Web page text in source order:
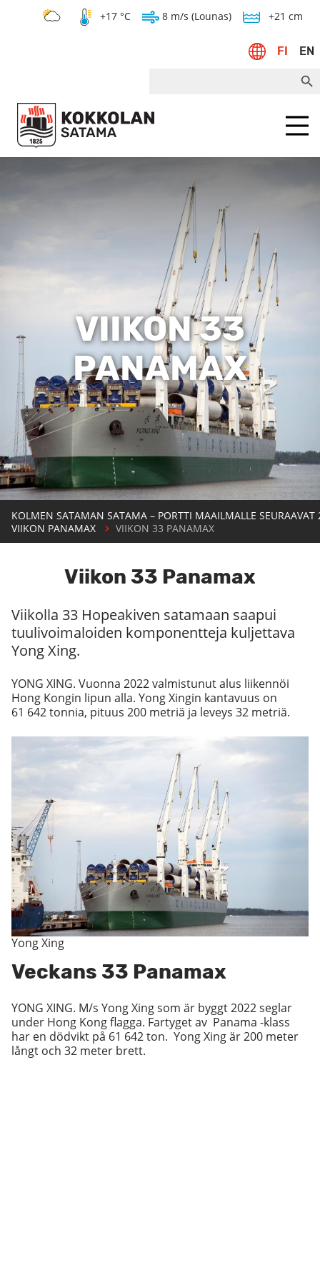
+17 °C 8 m/s (Lounas) +21 cm
FI EN
Menu
VIIKON 33
PANAMAX
KOLMEN SATAMAN SATAMA – PORTTI MAAILMALLE SEURAAVAT
VIIKON PANAMAX
VIIKON 33 PANAMAX
Viikon 33 Panamax
Viikolla 33 Hopeakiven satamaan saapui
tuulivoimaloiden komponentteja kuljettava
Yong Xing.
YONG XING. Vuonna 2022 valmistunut alus liikennöi
Hong Kongin lipun alla. Yong Xingin kantavuus on
61 642 tonnia, pituus 200 metriä ja leveys 32 metriä.
Yong Xing
Veckans 33 Panamax
YONG XING. M/s Yong Xing som är byggt 2022 seglar
under Hong Kong flagga. Fartyget av Panama -klass
har en dödvikt på 61 642 ton. Yong Xing är 200 meter
långt och 32 meter brett.